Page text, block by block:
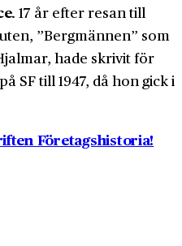
. 17 år efter resan till
”Bergmännen” som
hade skrivit för
SF till 1947, då hon gick i
Företagshistoria!